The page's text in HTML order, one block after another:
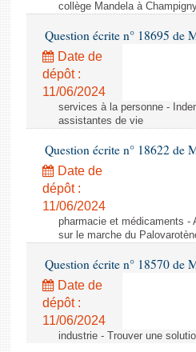
collège Mandela à
Question écrite n° 18695 de
Date de
dépôt :
11/06/2024
services à la personne -
assistantes de vie
Question écrite n° 18622 de
Date de
dépôt :
11/06/2024
pharmacie et médicaments -
sur le marche du
Question écrite n° 18570 de
Date de
dépôt :
11/06/2024
industrie - Trouver une